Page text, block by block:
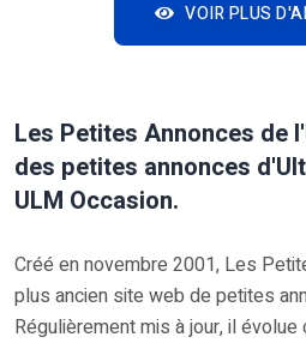
VOIR PLUS
Les Petites Annonces de
des petites annonces
ULM Occasion.
Créé en novembre 2001, Les
plus ancien site web de petites
Régulièrement mis à jour, il